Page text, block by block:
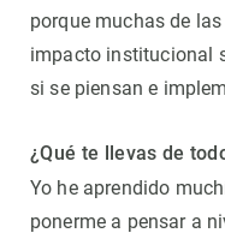
porque muchas de
impacto institucional
si se piensan e
¿Qué te llevas de
Yo he aprendido
ponerme a pensar a